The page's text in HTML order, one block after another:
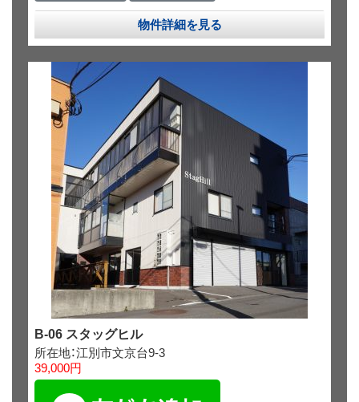
物件詳細を見る
B-06 スタッグヒル
所在地：江別市文京台9-3
39,000円